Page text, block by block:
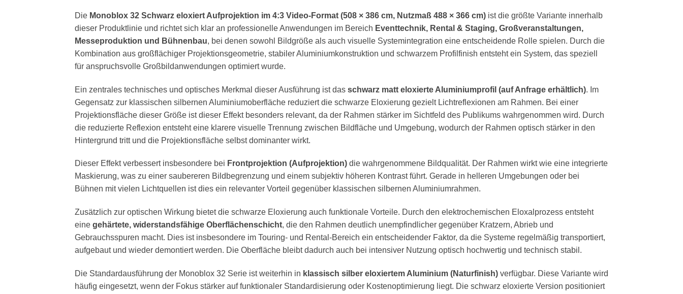
Die Monoblox 32 Schwarz eloxiert Aufprojektion im 4:3 Video-Format (508 × 386 cm, Nutzmaß 488 × 366 cm) ist die größte Variante innerhalb
dieser Produktlinie und richtet sich klar an professionelle Anwendungen im Bereich Eventtechnik, Rental & Staging, Großveranstaltungen,
Messeproduktion und Bühnenbau, bei denen sowohl Bildgröße als auch visuelle Systemintegration eine entscheidende Rolle spielen. Durch die
Kombination aus großflächiger Projektionsgeometrie, stabiler Aluminiumkonstruktion und schwarzem Profilfinish entsteht ein System, das speziell
für anspruchsvolle Großbildanwendungen optimiert wurde.
Ein zentrales technisches und optisches Merkmal dieser Ausführung ist das schwarz matt eloxierte Aluminiumprofil (auf Anfrage erhältlich). Im
Gegensatz zur klassischen silbernen Aluminiumoberfläche reduziert die schwarze Eloxierung gezielt Lichtreflexionen am Rahmen. Bei einer
Projektionsfläche dieser Größe ist dieser Effekt besonders relevant, da der Rahmen stärker im Sichtfeld des Publikums wahrgenommen wird. Durch
die reduzierte Reflexion entsteht eine klarere visuelle Trennung zwischen Bildfläche und Umgebung, wodurch der Rahmen optisch stärker in den
Hintergrund tritt und die Projektionsfläche selbst dominanter wirkt.
Dieser Effekt verbessert insbesondere bei Frontprojektion (Aufprojektion) die wahrgenommene Bildqualität. Der Rahmen wirkt wie eine integrierte
Maskierung, was zu einer saubereren Bildbegrenzung und einem subjektiv höheren Kontrast führt. Gerade in helleren Umgebungen oder bei
Bühnen mit vielen Lichtquellen ist dies ein relevanter Vorteil gegenüber klassischen silbernen Aluminiumrahmen.
Zusätzlich zur optischen Wirkung bietet die schwarze Eloxierung auch funktionale Vorteile. Durch den elektrochemischen Eloxalprozess entsteht
eine gehärtete, widerstandsfähige Oberflächenschicht, die den Rahmen deutlich unempfindlicher gegenüber Kratzern, Abrieb und
Gebrauchsspuren macht. Dies ist insbesondere im Touring- und Rental-Bereich ein entscheidender Faktor, da die Systeme regelmäßig transportiert,
aufgebaut und wieder demontiert werden. Die Oberfläche bleibt dadurch auch bei intensiver Nutzung optisch hochwertig und technisch stabil.
Die Standardausführung der Monoblox 32 Serie ist weiterhin in klassisch silber eloxiertem Aluminium (Naturfinish) verfügbar. Diese Variante wird
häufig eingesetzt, wenn der Fokus stärker auf funktionaler Standardisierung oder Kostenoptimierung liegt. Die schwarz eloxierte Version positioniert